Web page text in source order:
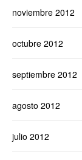
noviembre 2012
octubre 2012
septiembre 2012
agosto 2012
julio 2012